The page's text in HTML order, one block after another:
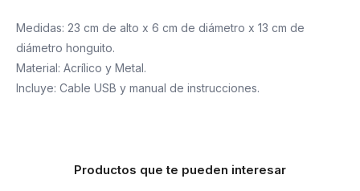
Medidas: 23 cm de alto x 6 cm de diámetro x 13 cm de
diámetro honguito.
Material: Acrílico y Metal.
Incluye: Cable USB y manual de instrucciones.
Productos que te pueden interesar